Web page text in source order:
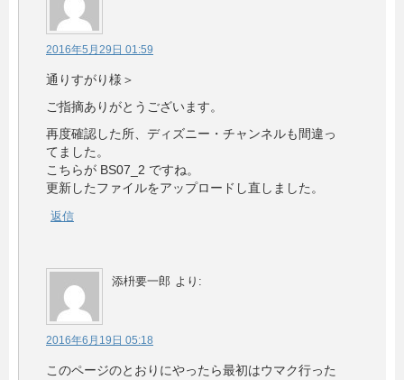
2016年5月29日 01:59
通りすがり様＞
ご指摘ありがとうございます。
再度確認した所、ディズニー・チャンネルも間違っ
てました。
こちらが BS07_2 ですね。
更新したファイルをアップロードし直しました。
返信
添枡要一郎 より:
2016年6月19日 05:18
このページのとおりにやったら最初はウマク行った